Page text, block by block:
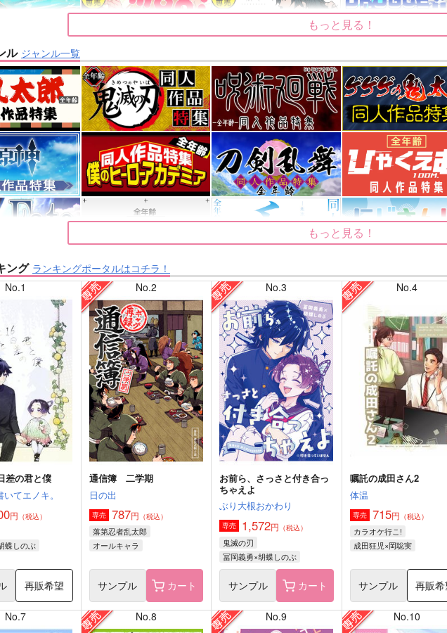
原神】
もっと見る！
ル ジャンル一覧
もっと見る！
ング ランキングポータルはコチラ！
No.1
差の君と僕
てエノキ。
円 （税込）
蝶しのぶ
再販希望
No.2
通信簿 二学期
日の出
専売 787円 （税込）
落第忍者乱太郎
オールキャラ
サンプル カート
No.3
お前ら、さっさと付き合っ
ちゃえよ
ぶり大根おかわり
専売 1,572円 （税込）
鬼滅の刃
冨岡義勇×胡蝶しのぶ
サンプル カート
No.4
嘱託の成田さん2
体温
専売 715円 （税込）
カラオケ行こ!
成田狂児×岡聡実
サンプル 再販希
No.7 No.8 No.9 No.10